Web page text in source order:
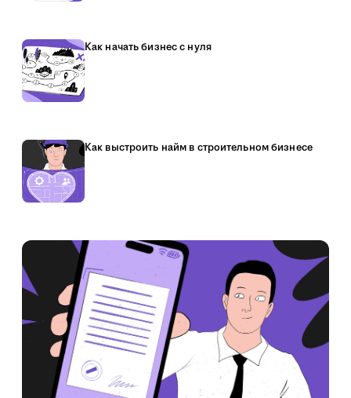
Как начать бизнес с нуля
Как выстроить найм в строительном бизнесе